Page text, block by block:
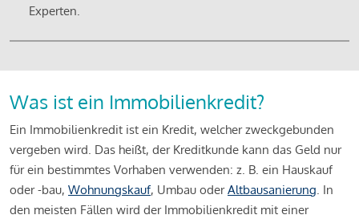
Experten.
Was ist ein Immobilienkredit?
Ein Immobilienkredit ist ein Kredit, welcher zweckgebunden
vergeben wird. Das heißt, der Kreditkunde kann das Geld nur
für ein bestimmtes Vorhaben verwenden: z. B. ein Hauskauf
oder -bau, Wohnungskauf, Umbau oderAltbausanierung. In
den meisten Fällen wird der Immobilienkredit mit einer